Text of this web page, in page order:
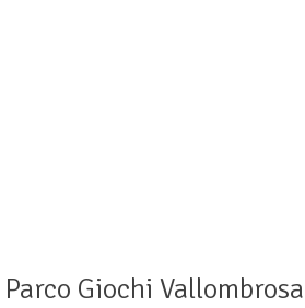
Parco Giochi Vallombrosa